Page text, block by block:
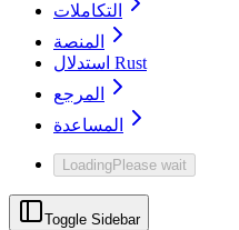
التكاملات
المنصة
استدلال Rust
المرجع
المساعدة
LoadingPlease wait
Toggle Sidebar